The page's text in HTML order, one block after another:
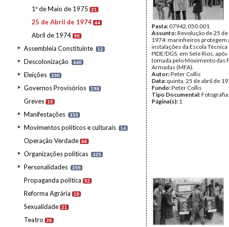
1º de Maio de 1975 21
25 de Abril de 1974 44
Abril de 1974 90
Assembleia Constituinte 12
Descolonização 440
Eleições 330
Governos Provisórios 198
Greves 15
Manifestações 335
Movimentos políticos e culturais 14
Operação Verdade 66
Organizações políticas 425
Personalidades 259
Propaganda política 52
Reforma Agrária 19
Sexualidade 21
Teatro 26
Pasta:07942.050.001
Assunto:Revolução de 25
1974: marinheiros protegem
instalações da Escola Técnica
PIDE/DGS, em Sete Rios, após
tomada pelo Movimento das
Armadas (MFA).
Autor:Peter Collis
Data: quinta, 25 de abril de
Fundo:Peter Collis
Tipo Documental:
Página(s): 1